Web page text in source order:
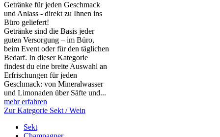
Getränke für jeden Geschmack
und Anlass - direkt zu Ihnen ins
Büro geliefert!
Getränke sind die Basis jeder
guten Versorgung – im Büro,
beim Event oder für den täglichen
Bedarf. In dieser Kategorie
findest du eine breite Auswahl an
Erfrischungen für jeden
Geschmack: von Mineralwasser
und Limonaden über Säfte und...
mehr erfahren
Zur Kategorie Sekt / Wein
Sekt